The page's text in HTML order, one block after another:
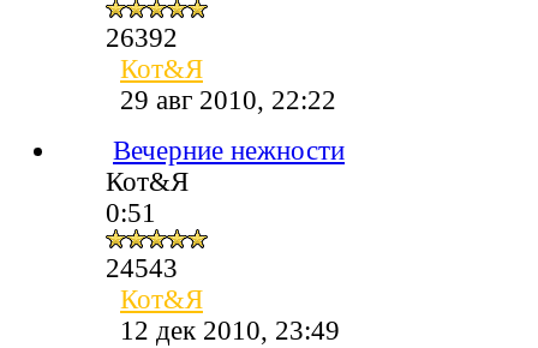
26392
Кот&Я
29 авг 2010, 22:22
Вечерние нежности
Кот&Я
0:51
24543
Кот&Я
12 дек 2010, 23:49